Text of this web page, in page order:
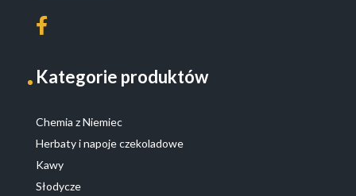
Kategorie produktów
Chemia z Niemiec
Herbaty i napoje czekoladowe
Kawy
Słodycze